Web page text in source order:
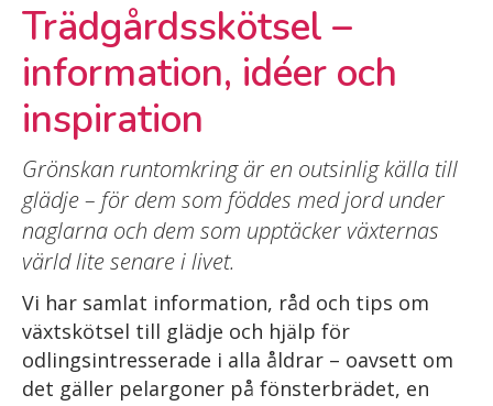
Trädgårdsskötsel –
information, idéer och
inspiration
Grönskan runtomkring är en outsinlig källa till
glädje – för dem som föddes med jord under
naglarna och dem som upptäcker växternas
värld lite senare i livet.
Vi har samlat information, råd och tips om
växtskötsel till glädje och hjälp för
odlingsintresserade i alla åldrar – oavsett om
det gäller pelargoner på fönsterbrädet, en